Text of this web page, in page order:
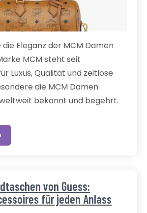
die Eleganz der MCM Damen
MCM steht seit
Luxus, Qualität und zeitlose
die MCM Damen
bekannt und begehrt.
von Guess:
für jeden Anlass